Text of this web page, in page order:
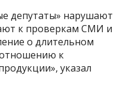
депутаты» нарушают
к проверкам СМИ и
о длительном
к
указал